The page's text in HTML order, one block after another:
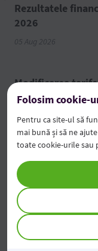
Rezultatele
2026
05 Aug 2026
Modificarea
04 Aug 2026
Economiile tale
03 Aug 2026
Toate noutățile
Folosim cookie-
Pentru ca site-ul să
mai bună și să ne
toate cookie-urile sau